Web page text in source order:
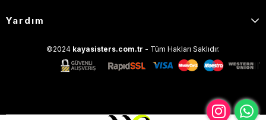
Yardım
©2024 kayasisters.com.tr - Tüm Hakları Saklıdır.